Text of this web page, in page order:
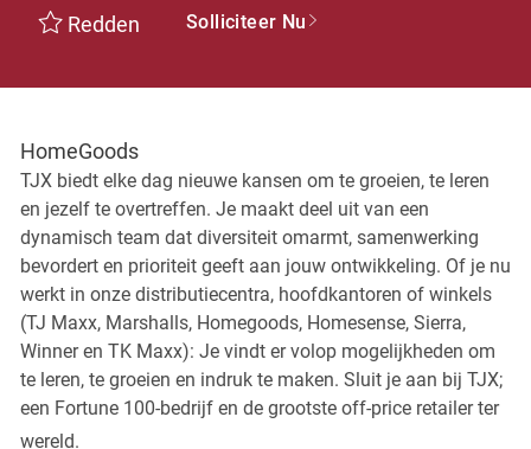
Redden Solliciteer Nu
HomeGoods
TJX biedt elke dag nieuwe kansen om te groeien, te leren
en jezelf te overtreffen. Je maakt deel uit van een
dynamisch team dat diversiteit omarmt, samenwerking
bevordert en prioriteit geeft aan jouw ontwikkeling. Of je nu
werkt in onze distributiecentra, hoofdkantoren of winkels
(TJ Maxx, Marshalls, Homegoods, Homesense, Sierra,
Winner en TK Maxx): Je vindt er volop mogelijkheden om
te leren, te groeien en indruk te maken. Sluit je aan bij TJX;
een Fortune 100-bedrijf en de grootste off-price retailer ter
wereld.